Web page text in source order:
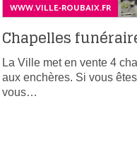
WWW.VILLE-ROUBAIX.FR
Chapelles
La Ville met en vente 4
aux enchères. Si vous
vous…